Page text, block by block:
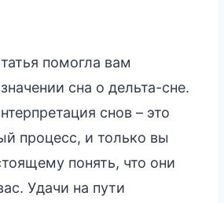
помогла вам
сна о дельта-сне.
снов – это
процесс, и только вы
понять, что они
Удачи на пути